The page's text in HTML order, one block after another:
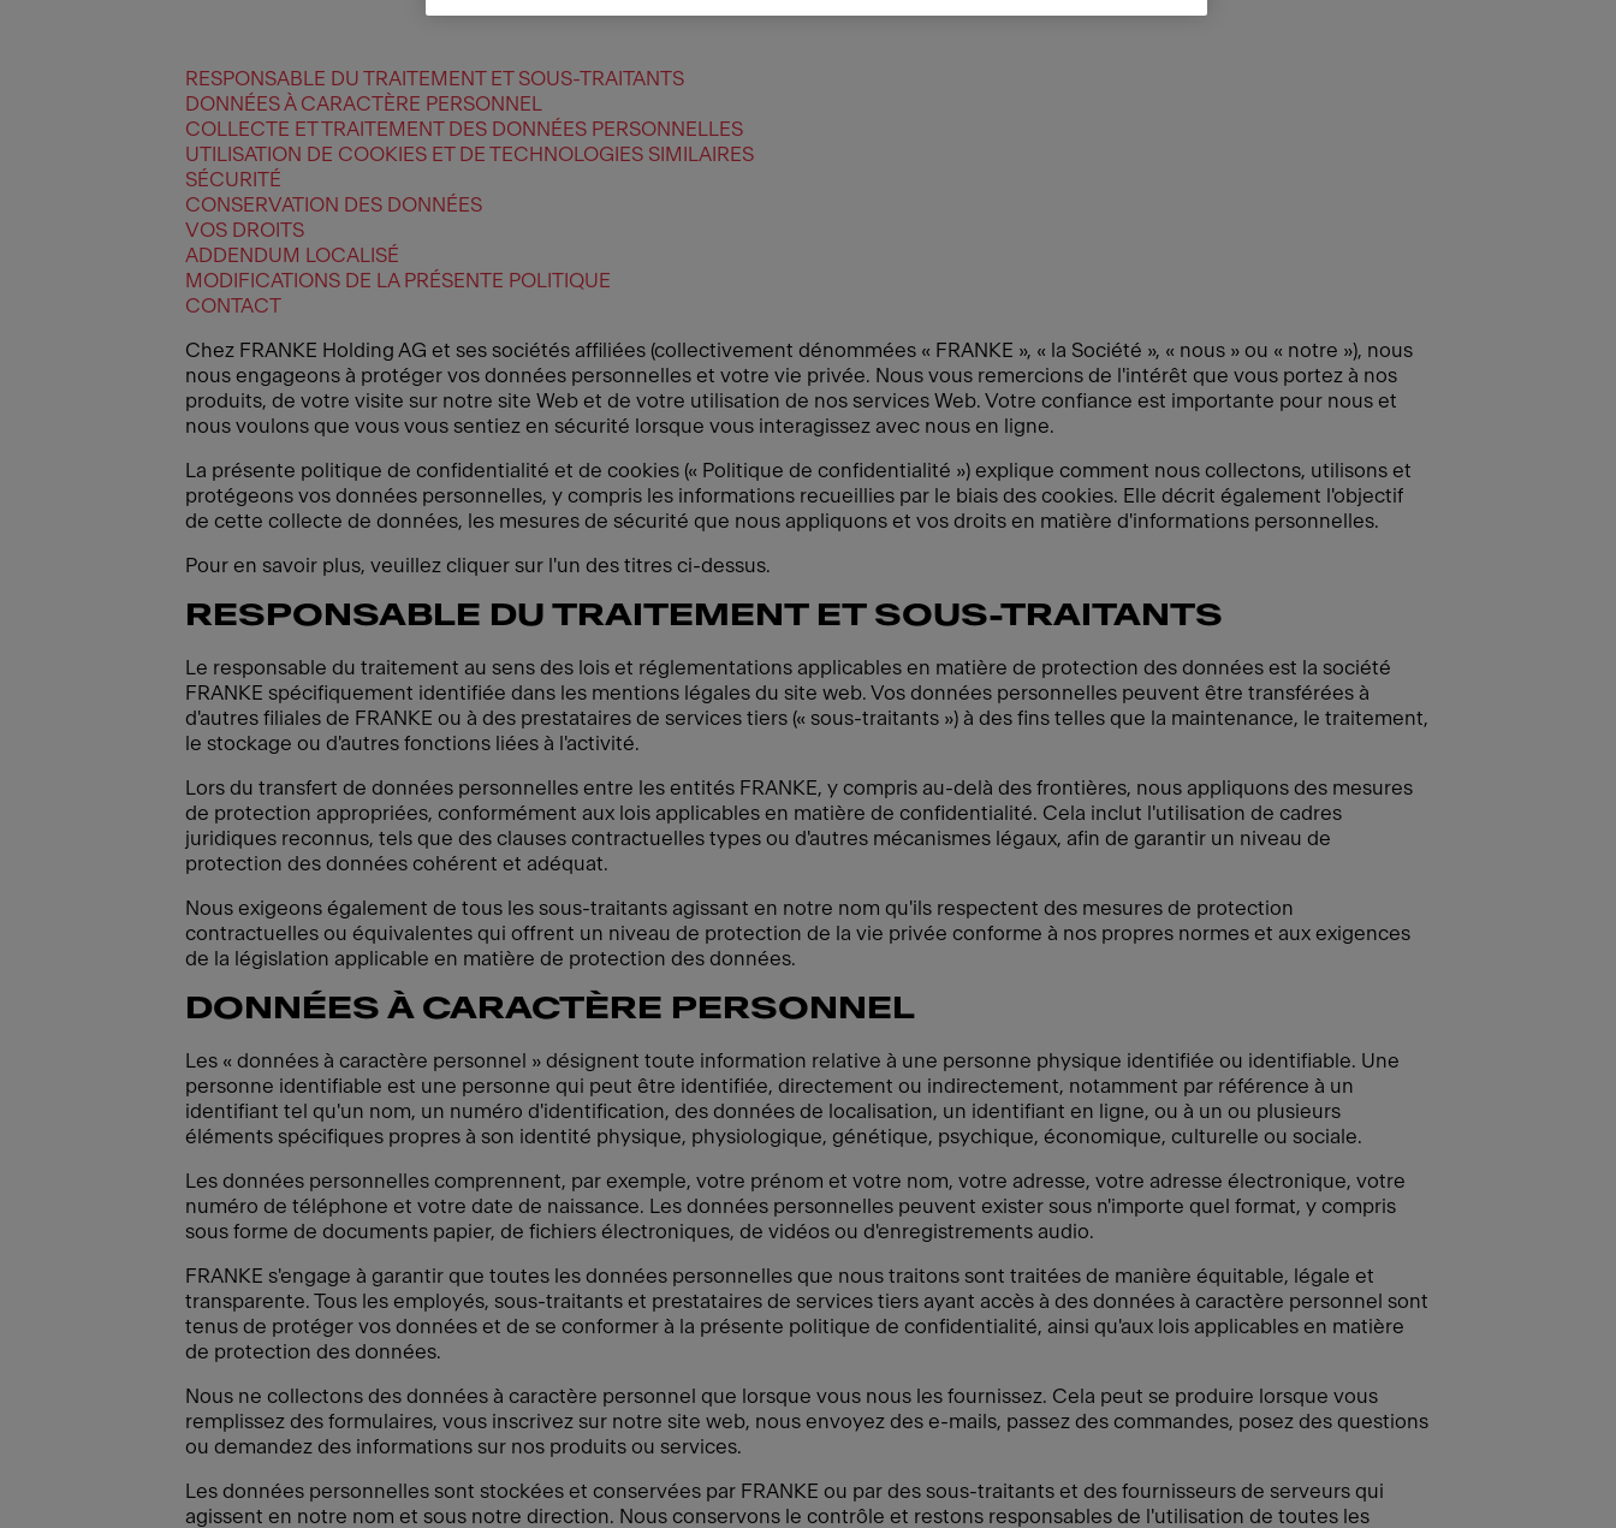
RESPONSABLE DU TRAITEMENT ET SOUS-TRAITANTS
DONNÉES À CARACTÈRE PERSONNEL
COLLECTE ET TRAITEMENT DES DONNÉES PERSONNELLES
UTILISATION DE COOKIES ET DE TECHNOLOGIES SIMILAIRES
SÉCURITÉ
CONSERVATION DES DONNÉES
VOS DROITS
ADDENDUM LOCALISÉ
MODIFICATIONS DE LA PRÉSENTE POLITIQUE
CONTACT
Chez FRANKE Holding AG et ses sociétés affiliées (collectivement dénommées « FRANKE », « la Société », « nous » ou « notre »), nous
nous engageons à protéger vos données personnelles et votre vie privée. Nous vous remercions de l'intérêt que vous portez à nos
produits, de votre visite sur notre site Web et de votre utilisation de nos services Web. Votre confiance est importante pour nous et
nous voulons que vous vous sentiez en sécurité lorsque vous interagissez avec nous en ligne.
La présente politique de confidentialité et de cookies (« Politique de confidentialité ») explique comment nous collectons, utilisons et
protégeons vos données personnelles, y compris les informations recueillies par le biais des cookies. Elle décrit également l'objectif
de cette collecte de données, les mesures de sécurité que nous appliquons et vos droits en matière d'informations personnelles.
Pour en savoir plus, veuillez cliquer sur l'un des titres ci-dessus.
RESPONSABLE DU TRAITEMENT ET SOUS-TRAITANTS
Le responsable du traitement au sens des lois et réglementations applicables en matière de protection des données est la société
FRANKE spécifiquement identifiée dans les mentions légales du site web. Vos données personnelles peuvent être transférées à
d'autres filiales de FRANKE ou à des prestataires de services tiers (« sous-traitants ») à des fins telles que la maintenance, le traitement,
le stockage ou d'autres fonctions liées à l'activité.
Lors du transfert de données personnelles entre les entités FRANKE, y compris au-delà des frontières, nous appliquons des mesures
de protection appropriées, conformément aux lois applicables en matière de confidentialité. Cela inclut l'utilisation de cadres
juridiques reconnus, tels que des clauses contractuelles types ou d'autres mécanismes légaux, afin de garantir un niveau de
protection des données cohérent et adéquat.
Nous exigeons également de tous les sous-traitants agissant en notre nom qu'ils respectent des mesures de protection
contractuelles ou équivalentes qui offrent un niveau de protection de la vie privée conforme à nos propres normes et aux exigences
de la législation applicable en matière de protection des données.
DONNÉES À CARACTÈRE PERSONNEL
Les « données à caractère personnel » désignent toute information relative à une personne physique identifiée ou identifiable. Une
personne identifiable est une personne qui peut être identifiée, directement ou indirectement, notamment par référence à un
identifiant tel qu'un nom, un numéro d'identification, des données de localisation, un identifiant en ligne, ou à un ou plusieurs
éléments spécifiques propres à son identité physique, physiologique, génétique, psychique, économique, culturelle ou sociale.
Les données personnelles comprennent, par exemple, votre prénom et votre nom, votre adresse, votre adresse électronique, votre
numéro de téléphone et votre date de naissance. Les données personnelles peuvent exister sous n'importe quel format, y compris
sous forme de documents papier, de fichiers électroniques, de vidéos ou d'enregistrements audio.
FRANKE s'engage à garantir que toutes les données personnelles que nous traitons sont traitées de manière équitable, légale et
transparente. Tous les employés, sous-traitants et prestataires de services tiers ayant accès à des données à caractère personnel sont
tenus de protéger vos données et de se conformer à la présente politique de confidentialité, ainsi qu'aux lois applicables en matière
de protection des données.
Nous ne collectons des données à caractère personnel que lorsque vous nous les fournissez. Cela peut se produire lorsque vous
remplissez des formulaires, vous inscrivez sur notre site web, nous envoyez des e-mails, passez des commandes, posez des questions
ou demandez des informations sur nos produits ou services.
Les données personnelles sont stockées et conservées par FRANKE ou par des sous-traitants et des fournisseurs de serveurs qui
agissent en notre nom et sous notre direction. Nous conservons le contrôle et restons responsables de l'utilisation de toutes les